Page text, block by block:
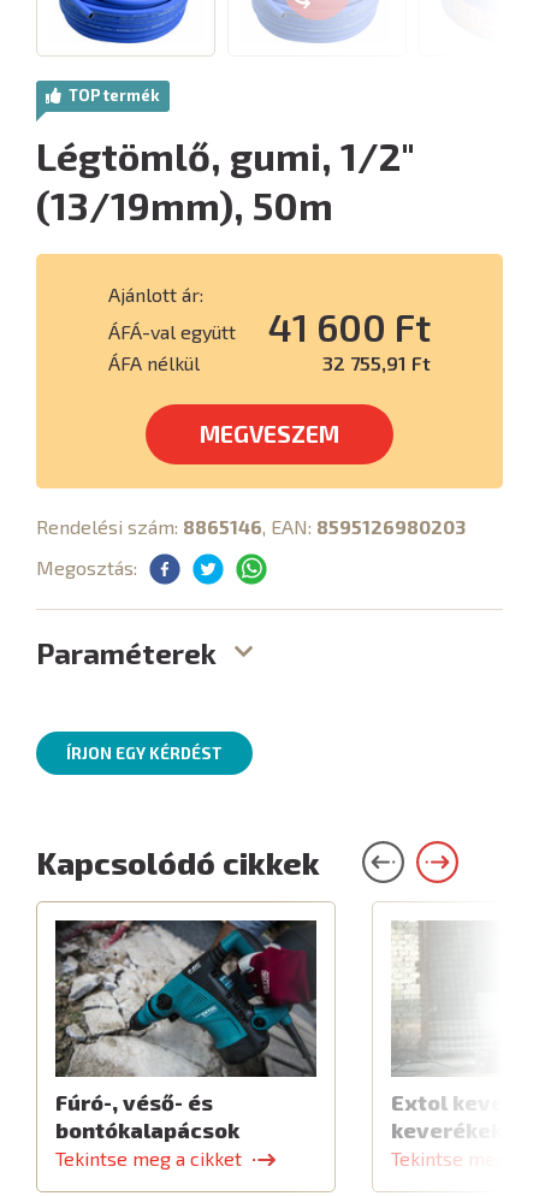
TOP termék
Légtömlő, gumi, 1/2"
(13/19mm), 50m
Ajánlott ár:
ÁFÁ-val együtt
41 600 Ft
ÁFA nélkül 32 755,91 Ft
MEGVESZEM
Rendelési szám: 8865146 , EAN: 8595126980203
Megosztás:
Paraméterek
ÍRJON EGY KÉRDÉST
Kapcsolódó cikkek
Fúró-, véső- és
bontókalapácsok
Tekintse meg a cikket
Extol
Tekintse meg a